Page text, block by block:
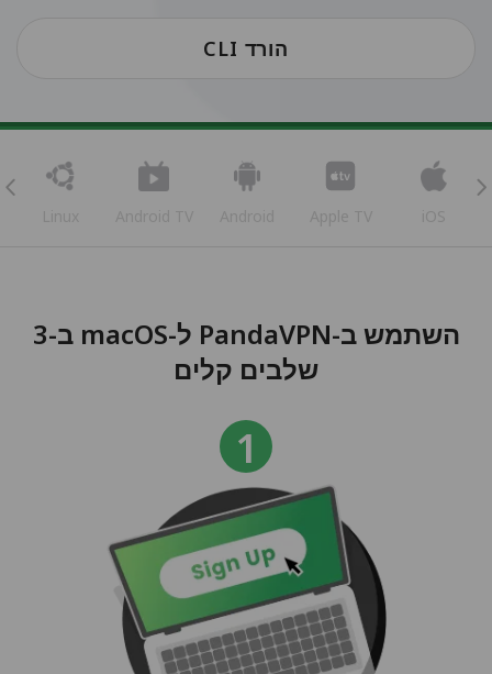
הורד CLI
iOS
Apple TV
השתמש ב-PandaVPN ל-macOS ב-3
שלבים קלים